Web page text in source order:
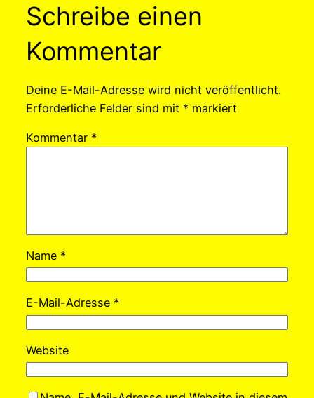
Schreibe einen
Kommentar
Deine E-Mail-Adresse wird nicht veröffentlicht.
Erforderliche Felder sind mit * markiert
Kommentar *
Name *
E-Mail-Adresse *
Website